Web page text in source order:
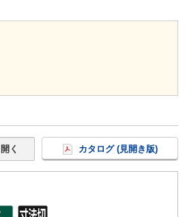
開く カタログ (見開き版)